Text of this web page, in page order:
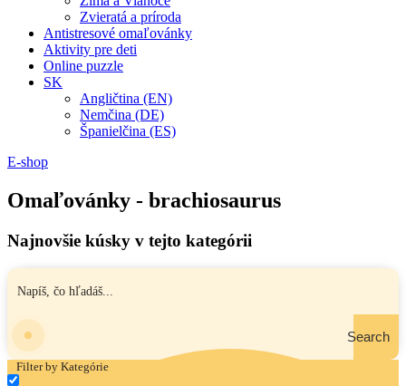
Zvieratá a príroda
Antistresové omaľovánky
Aktivity pre deti
Online puzzle
SK
Angličtina (EN)
Nemčina (DE)
Španielčina (ES)
E-shop
Omaľovánky - brachiosaurus
Najnovšie kúsky v tejto kategórii
Search
Filter by Kategórie